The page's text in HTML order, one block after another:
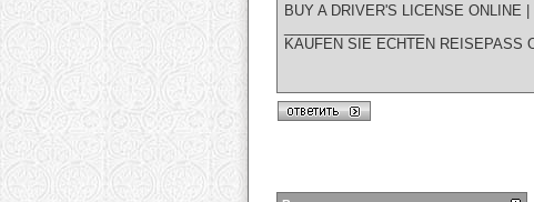
BUY A DRIVER'S LICENSE ONLINE
KAUFEN SIE ECHTEN REISEPASS